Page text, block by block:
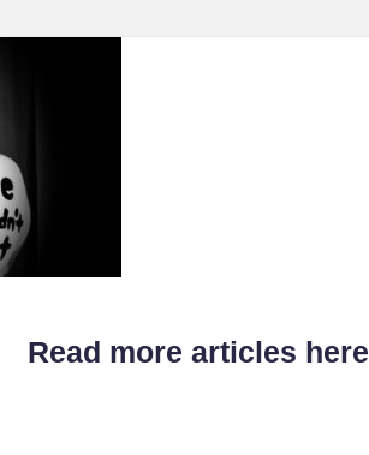
Read more articles here